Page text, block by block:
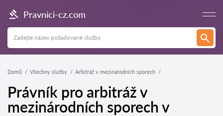
Pravnici-cz.com
Domů Všechny služby Arbitráž v mezinárodních sporech
Právník pro arbitráž v
mezinárodních sporech v